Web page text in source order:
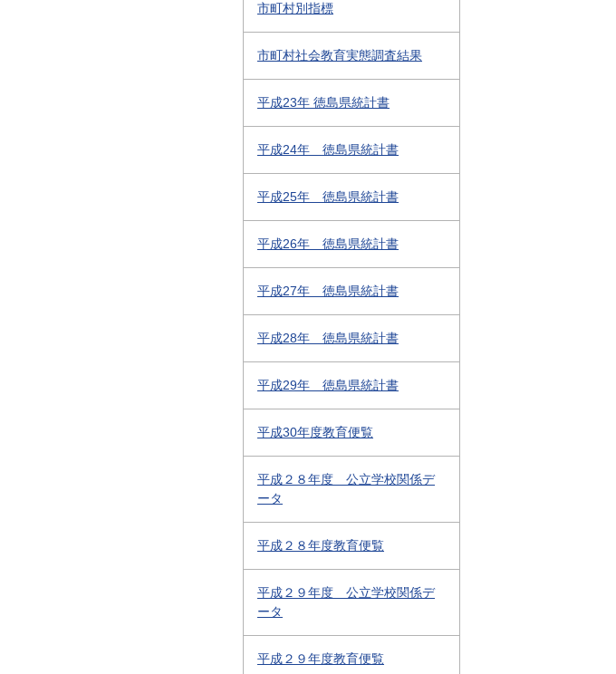
市町村別指標
市町村社会教育実態調査結果
平成23年 徳島県統計書
平成24年 徳島県統計書
平成25年 徳島県統計書
平成26年 徳島県統計書
平成27年 徳島県統計書
平成28年 徳島県統計書
平成29年 徳島県統計書
平成30年度教育便覧
平成２８年度 公立学校関係デ
ータ
平成２８年度教育便覧
平成２９年度 公立学校関係デ
ータ
平成２９年度教育便覧